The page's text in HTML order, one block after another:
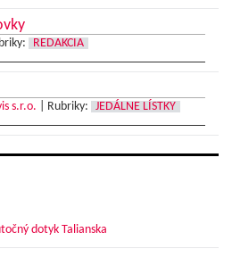
REDAKCIA
s.r.o. Rubriky: JEDÁLNE LÍSTKY
dotyk Talianska